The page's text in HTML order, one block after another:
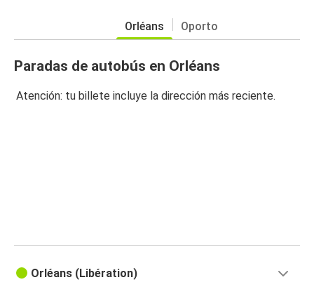
Orléans Oporto
Paradas de autobús en Orléans
Atención: tu billete incluye la dirección más reciente.
Orléans (Libération)